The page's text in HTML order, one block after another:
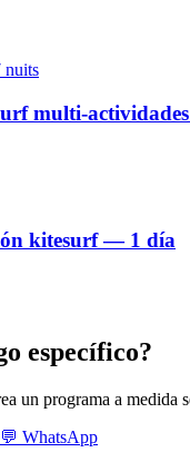
nuits
multi-
kitesurf — 1 día
específico?
un programa a medida
💬 WhatsApp